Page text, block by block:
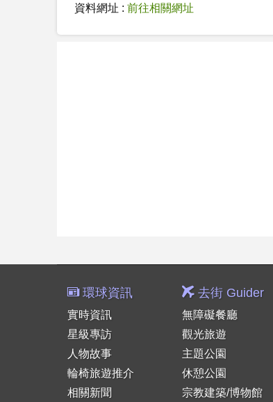
資料網址 : 前往相關網址
環球資訊
實時資訊
星級專訪
人物故事
輪椅旅遊推介
相關新聞
去街 Guider
無障礙餐廳
觀光旅遊
主題公園
休憩公園
宗教建築/博物館